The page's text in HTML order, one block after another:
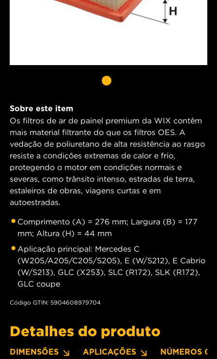
Sobre este item
Os filtros de ar de painel premium da WIX contêm
mais material filtrante do que os filtros OES. A
vedação de poliuretano de alta resistência ao rasgo
resiste a condições extremas de calor e frio,
protegendo o motor em condições normais e
severas, como trânsito intenso, estradas de terra,
estaleiros de obras, viagens curtas e em
autoestradas.
Comprimento (A) = 276 mm; Largura (B) = 177
mm; Altura (H) = 44 mm
Aplicação principal: Mercedes C
(W205/A205/C205/S205), E (W/S212), E Cabrio
(W/S213), GLC (X253), SLC (R172), SLK (R172),
GLC coupe
Código GTIN: 5904608979704
Detalhes do produto
DIMENSÕES APLICAÇÕES NÚMEROS OE